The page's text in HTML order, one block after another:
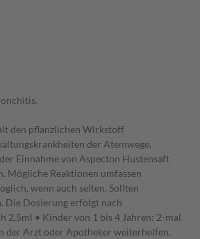
den pflanzlichen Wirkstoff
der Atemwege.
Einnahme von Aspecton Hustensaft
Mögliche Reaktionen umfassen
wenn auch selten. Sollten
Die Dosierung erfolgt nach
2,5ml • Kinder von 1 bis 4 Jahren: 2-mal
der Arzt oder Apotheker weiterhelfen.